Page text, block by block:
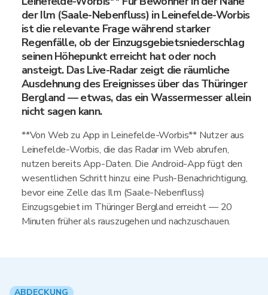
der Ilm (Saale-Nebenfluss) in Leinefelde-Worbis
ist die relevante Frage während starker
Regenfälle, ob der Einzugsgebietsniederschlag
seinen Höhepunkt erreicht hat oder noch
ansteigt. Das Live-Radar zeigt die räumliche
Ausdehnung des Ereignisses über das Thüringer
Bergland — etwas, das ein Wassermesser allein
nicht sagen kann.
**Von Web zu App in Leinefelde-Worbis** Nutzer aus
Leinefelde-Worbis, die das Radar im Web abrufen,
nutzen bereits App-Daten. Die Android-App fügt den
wesentlichen Schritt hinzu: eine Push-Benachrichtigung,
bevor eine Zelle das Ilm (Saale-Nebenfluss)
Einzugsgebiet im Thüringer Bergland erreicht — 20
Minuten früher als rauszugehen und nachzuschauen.
ABDECKUNG